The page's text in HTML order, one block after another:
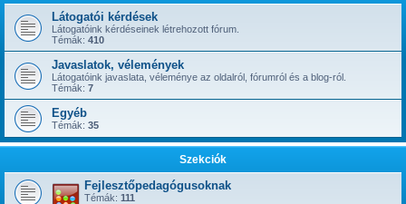
Látogatói kérdések
Látogatóink kérdéseinek létrehozott fórum.
Témák: 410
Javaslatok, vélemények
Látogatóink javaslata, véleménye az oldalról, fórumról és a blog-ról.
Témák: 7
Egyéb
Témák: 35
Szekciók
Fejlesztőpedagógusoknak
Témák: 111